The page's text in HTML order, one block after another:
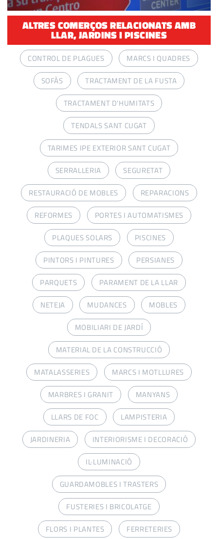
ALTRES COMERÇOS RELACIONATS AMB
LLAR, JARDINS I PISCINES
CONTROL DE PLAGUES
MARCS I QUADRES
SOFÀS
TRACTAMENT DE LA FUSTA
TRACTAMENT D'HUMITATS
TENDALS SANT CUGAT
TARIMES IPE EXTERIOR SANT CUGAT
SERRALLERIA
SEGURETAT
RESTAURACIÓ DE MOBLES
REPARACIONS
REFORMES
PORTES I AUTOMATISMES
PLAQUES SOLARS
PISCINES
PINTORS I PINTURES
PERSIANES
PARQUETS
PARAMENT DE LA LLAR
NETEJA
MUDANCES
MOBLES
MOBILIARI DE JARDÍ
MATERIAL DE LA CONSTRUCCIÓ
MATALASSERIES
MARCS I MOTLLURES
MARBRES I GRANIT
MANYANS
LLARS DE FOC
LAMPISTERIA
JARDINERIA
INTERIORISME I DECORACIÓ
IL·LUMINACIÓ
GUARDAMOBLES I TRASTERS
FUSTERIES I BRICOLATGE
FLORS I PLANTES
FERRETERIES